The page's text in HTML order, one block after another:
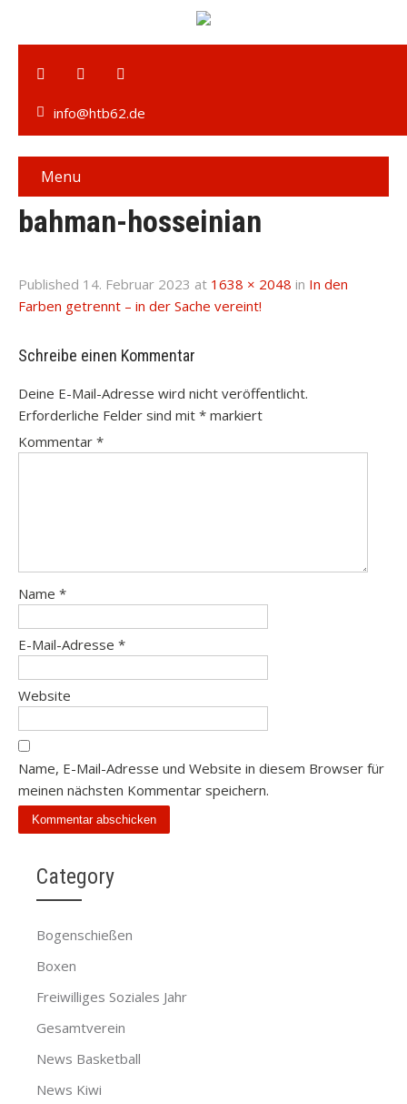
info@htb62.de
Menu
bahman-hosseinian
Published 14. Februar 2023 at 1638 × 2048 in In den
Farben getrennt – in der Sache vereint!
Schreibe einen Kommentar
Deine E-Mail-Adresse wird nicht veröffentlicht.
Erforderliche Felder sind mit * markiert
Kommentar *
Name *
E-Mail-Adresse *
Website
Name, E-Mail-Adresse und Website in diesem Browser für
meinen nächsten Kommentar speichern.
Category
Bogenschießen
Boxen
Freiwilliges Soziales Jahr
Gesamtverein
News Basketball
News Kiwi